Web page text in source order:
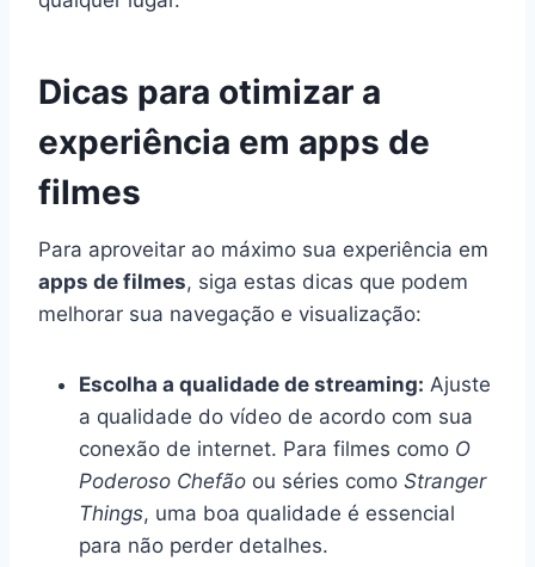
Dicas para otimizar a
experiência em apps de
filmes
Para aproveitar ao máximo sua experiência em
apps de filmes, siga estas dicas que podem
melhorar sua navegação e visualização:
Escolha a qualidade de streaming: Ajuste
a qualidade do vídeo de acordo com sua
conexão de internet. Para filmes como O
Poderoso Chefão ou séries como Stranger
Things, uma boa qualidade é essencial
para não perder detalhes.